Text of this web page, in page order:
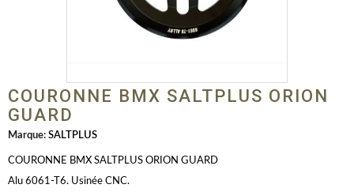
COURONNE BMX SALTPLUS ORION
GUARD
Marque: SALTPLUS
COURONNE BMX SALTPLUS ORION GUARD
Alu 6061-T6. Usinée CNC.